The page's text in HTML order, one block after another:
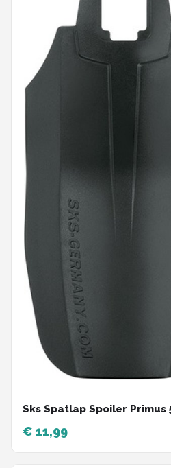
Sks Spatlap Spoiler Primus
€ 11,99